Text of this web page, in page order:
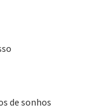
de sonhos